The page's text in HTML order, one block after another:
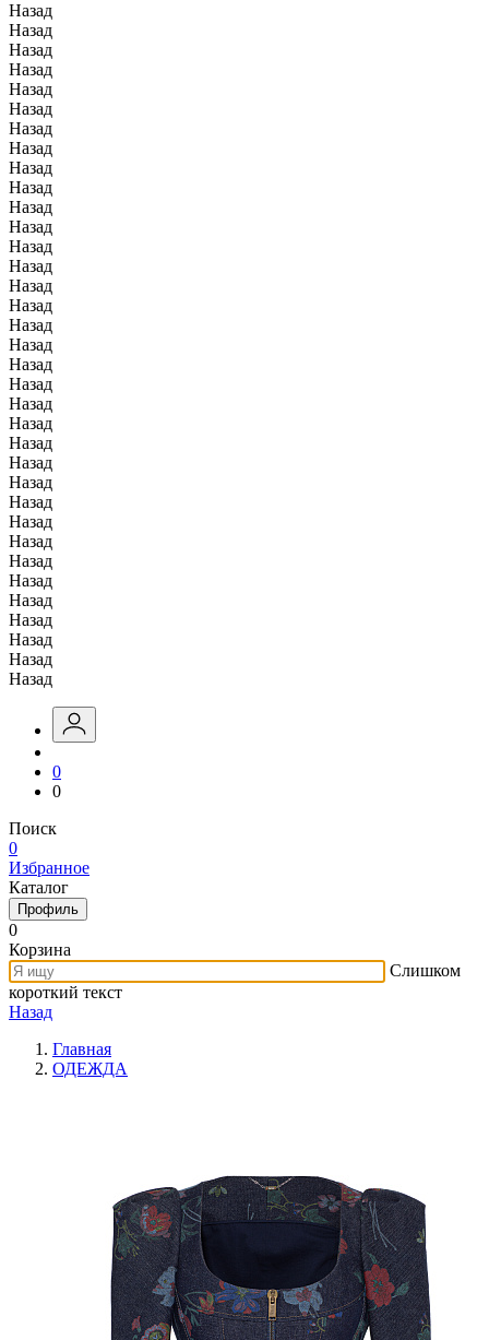
Назад
Назад
Назад
Назад
Назад
Назад
Назад
Назад
Назад
Назад
Назад
Назад
Назад
Назад
Назад
Назад
Назад
Назад
Назад
Назад
Назад
Назад
Назад
Назад
Назад
Назад
Назад
Назад
Назад
Назад
Назад
Назад
Назад
Назад
Назад
0
0
Поиск
0
Избранное
Каталог
Профиль
0
Корзина
Слишком
короткий текст
Назад
Главная
ОДЕЖДА